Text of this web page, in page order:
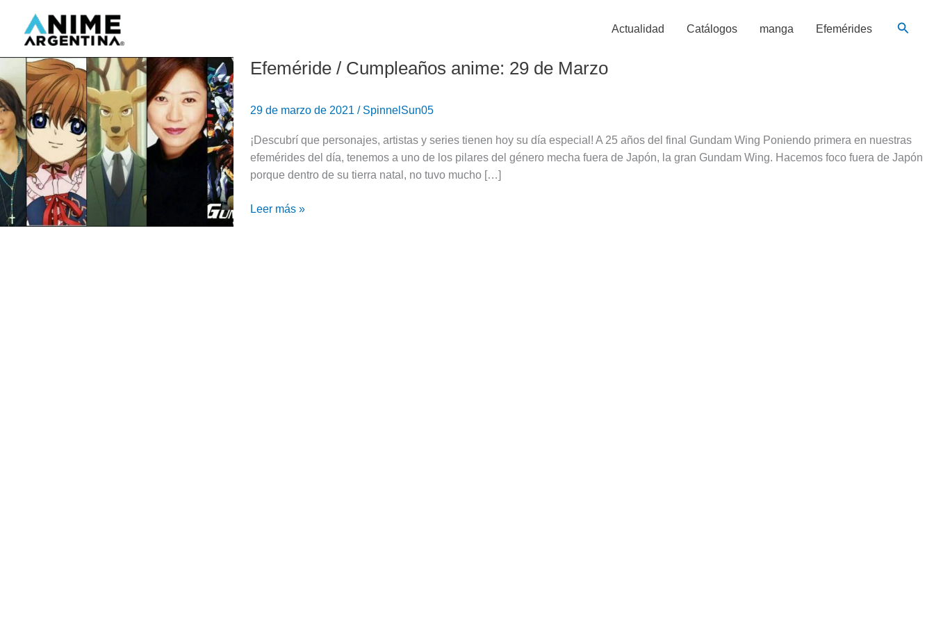
contenido
Actualidad Catálogos manga Efemérides
Efeméride / Cumpleaños anime: 29 de Marzo
29 de marzo de 2021 / SpinnelSun05
¡Descubrí que personajes, artistas y series tienen hoy su día especial! A 25 años del final Gundam Wing Poniendo primera en nuestras
efemérides del día, tenemos a uno de los pilares del género mecha fuera de Japón, la gran Gundam Wing. Hacemos foco fuera de Japón
porque dentro de su tierra natal, no tuvo mucho […]
Efeméride
anime:
29
de
Leer más »